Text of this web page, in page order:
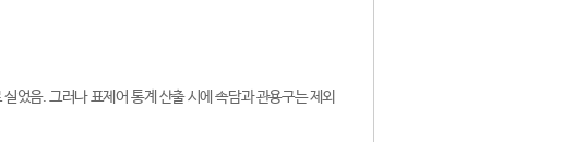
었음. 그러나 표제어 통계 산출 시에 속담과 관용구는 제외